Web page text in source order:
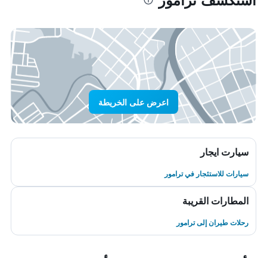
اعرض على الخريطة
سيارت ايجار
سيارات للاستئجار في ترامور
المطارات القريبة
رحلات طيران إلى ترامور